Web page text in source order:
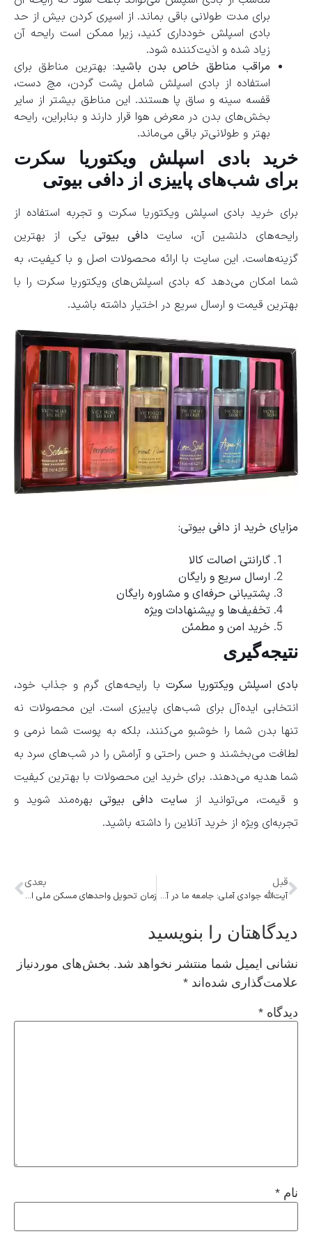
برای مدت طولانی باقی بماند. از اسپری کردن بیش از حد
بادی اسپلش خودداری کنید، زیرا ممکن است رایحه آن
زیاد شده و اذیت‌کننده شود.
مراقب مناطق خاص بدن باشید: بهترین مناطق برای
استفاده از بادی اسپلش شامل پشت گردن، مچ دست،
قفسه سینه و ساق پا هستند. این مناطق بیشتر از سایر
بخش‌های بدن در معرض هوا قرار دارند و بنابراین، رایحه
بهتر و طولانی‌تر باقی می‌ماند.
خرید بادی اسپلش ویکتوریا سکرت
برای شب‌های پاییزی از دافی بیوتی
برای خرید بادی اسپلش ویکتوریا سکرت و تجربه استفاده از
رایحه‌های دلنشین آن، سایت دافی بیوتییکی از بهترین
گزینه‌هاست. این سایت با ارائه محصولات اصل و با کیفیت، به
شما امکان می‌دهد که بادی اسپلش‌های ویکتوریا سکرت را با
بهترین قیمت و ارسال سریع در اختیار داشته باشید.
مزایای خرید از دافی بیوتی:
گارانتی اصالت کالا
ارسال سریع و رایگان
پشتیبانی حرفه‌ای و مشاوره رایگان
تخفیف‌ها و پیشنهادات ویژه
خرید امن و مطمئن
نتیجه‌گیری
بادی اسپلش ویکتوریا سکرت با رایحه‌های گرم و جذاب خود،
انتخابی ایده‌آل برای شب‌های پاییزی است. این محصولات نه
تنها بدن شما را خوشبو می‌کنند، بلکه به پوست شما نرمی و
لطافت می‌بخشند و حس راحتی و آرامش را در شب‌های سرد به
شما هدیه می‌دهند. برای خرید این محصولات با بهترین کیفیت
و قیمت، می‌توانید از سایت دافی بیوتیبهره‌مند شوید و
تجربه‌ای ویژه از خرید آنلاین را داشته باشید.
قبل
آیت‌الله جوادی آملی: جامعه ما در آستانه تحولی بزرگ است/ ضرورت بازنگری و خانه‌تکانی فکری
بعدی
زمان تحویل واحدهای مسکن ملی اعلام شد: ۳۴۰ واحد تا پایان سال به متقاضیان تحویل می‌شود
دیدگاهتان را بنویسید
نشانی ایمیل شما منتشر نخواهد شد. بخش‌های موردنیاز
علامت‌گذاری شده‌اند *
دیدگاه *
نام *